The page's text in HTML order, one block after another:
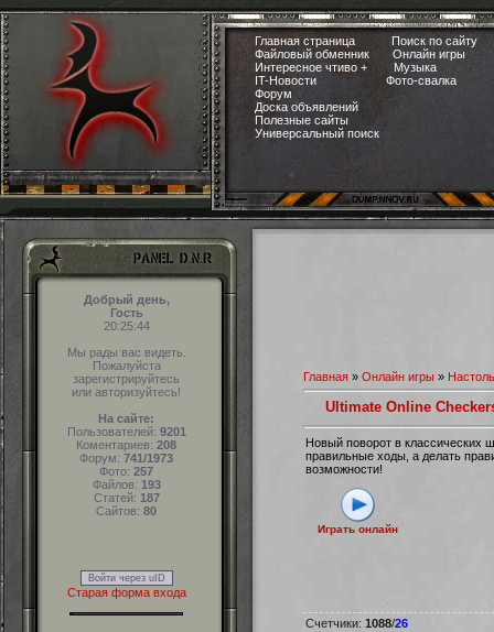
Главная страница
Поиск по сайту
Файловый обменник
Онлайн игры
Интересное чтиво +
Музыка
IT-Новости
Фото-свалка
Форум
Доска объявлений
Полезные сайты
Универсальный поиск
Добрый день,
Гость
20:25:45
Мы рады вас видеть.
Пожалуйста
зарегистрируйтесь
или авторизуйтесь!
На сайте:
Пользователей: 9201
Коментариев: 208
Форум: 741/1973
Фото: 257
Файлов: 193
Статей: 187
Сайтов: 80
Войти через uID
Старая форма входа
Главная » Онлайн игры »
Ultimate Online
Новый поворот в классических
правильные ходы, а делать
возможности!
Играть онлайн
Счетчики: 1088/26